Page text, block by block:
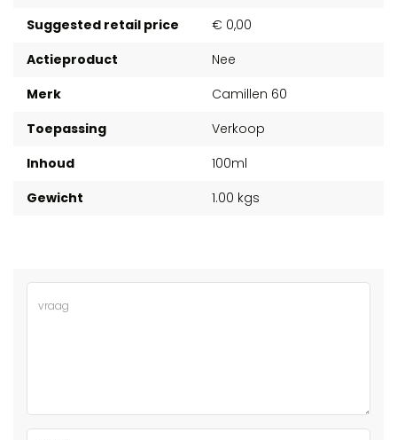
Suggested retail price
€ 0,00
Actieproduct
Nee
Merk
Camillen 60
Toepassing
Verkoop
Inhoud
100ml
Gewicht
1.00 kgs